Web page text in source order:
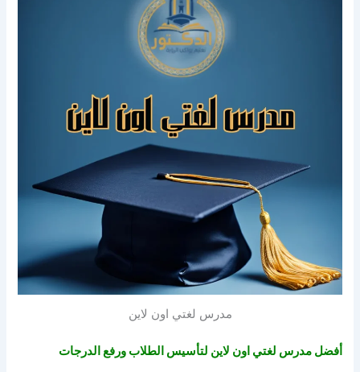
مدرس لغتي اون لاين
أفضل مدرس لغتي اون لاين لتأسيس الطلاب ورفع الدرجات